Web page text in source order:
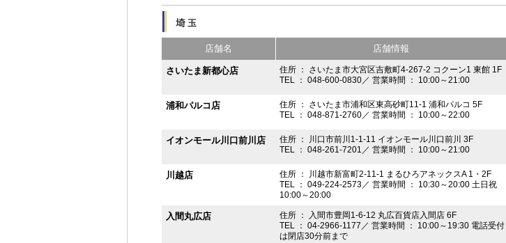
店舗名 店舗情報
さいたま新都心店
住所 ： さいたま市大宮区吉敷町4-267-2 コクーン1 東館 1F
TEL ： 048-600-0830／ 営業時間 ： 10:00～21:00
浦和パルコ店
住所 ： さいたま市浦和区東高砂町11-1 浦和パルコ 5F
TEL ： 048-871-2760／ 営業時間 ： 10:00～22:00
イオンモール川口前川店
住所 ： 川口市前川1-1-11 イオンモール川口前川 3F
TEL ： 048-261-7201／ 営業時間 ： 10:00～21:00
川越店
住所 ： 川越市新富町2-11-1 まるひろアネックスA 1・2F
TEL ： 049-224-2573／ 営業時間 ： 10:30～20:00 土日祝
10:00～20:00
入間丸広店
住所 ： 入間市豊岡1-6-12 丸広百貨店入間店 6F
TEL ： 04-2966-1177／ 営業時間 ： 10:00～19:30 電話受付
は閉店30分前まで